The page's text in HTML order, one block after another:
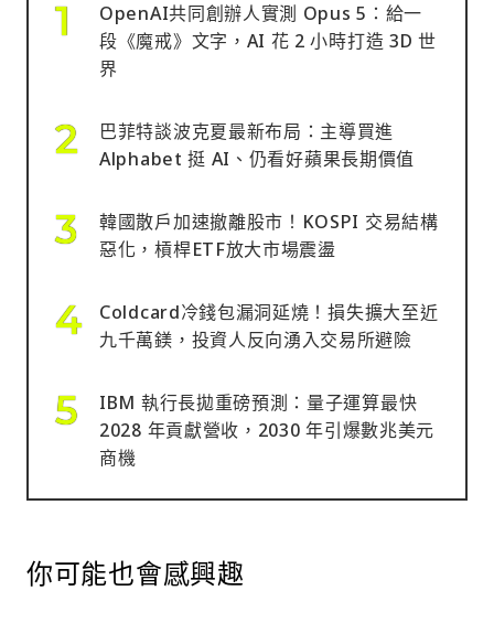
OpenAI共同創辦人實測 Opus 5：給一
段《魔戒》文字，AI 花 2 小時打造 3D 世
界
巴菲特談波克夏最新布局：主導買進
Alphabet 挺 AI、仍看好蘋果長期價值
韓國散戶加速撤離股市！KOSPI 交易結構
惡化，槓桿ETF放大市場震盪
Coldcard冷錢包漏洞延燒！損失擴大至近
九千萬鎂，投資人反向湧入交易所避險
IBM 執行長拋重磅預測：量子運算最快
2028 年貢獻營收，2030 年引爆數兆美元
商機
你可能也會感興趣